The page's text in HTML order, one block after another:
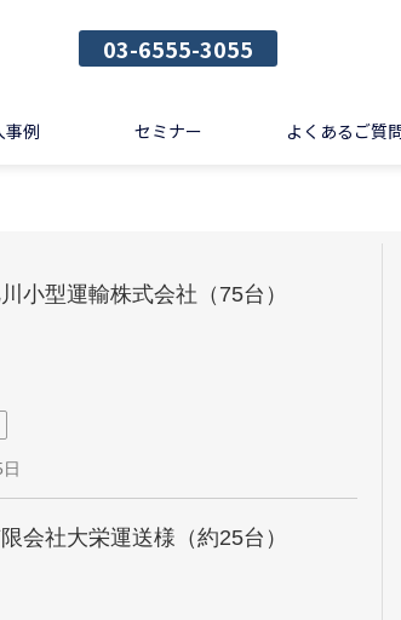
03-6555-3055
事例 セミナー よくあるご質
小型運輸株式会社（75台）
会社大栄運送様（約25台）